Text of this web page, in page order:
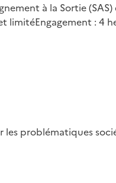
à la Sortie
limitéEngagement : 4
problématiques